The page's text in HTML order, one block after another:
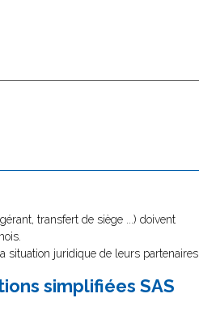
transfert de siège ...) doivent
situation juridique de leurs partenaires.
simplifiées SAS